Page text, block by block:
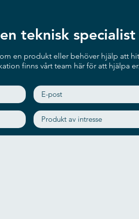
teknisk specialist
en produkt eller behöver hjälp att
finns vårt team här för att hjälpa